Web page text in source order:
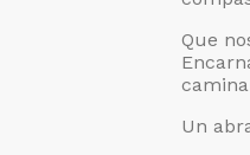
Que
Un